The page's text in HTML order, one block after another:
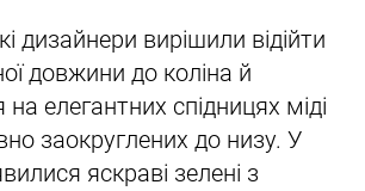
дизайнери вирішили відійти
довжини до коліна й
елегантних спідницях міді
заокруглених до низу. У
яскраві зелені з